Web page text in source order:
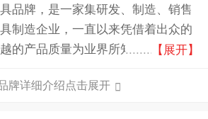
品牌，是一家集研发、制造、销售
制造企业，一直以来凭借着出众的
的产品质量为业界所知，主要产品
玩具城”--汕头市澄海。交通的便
【展开】
牌详细介绍点击展开